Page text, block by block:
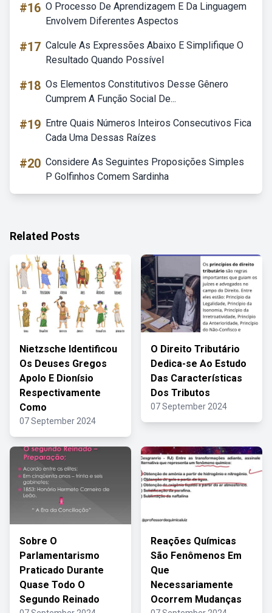
#16 O Processo De Aprendizagem E Da Linguagem
Envolvem Diferentes Aspectos
#17 Calcule As Expressões Abaixo E Simplifique O
Resultado Quando Possível
#18 Os Elementos Constitutivos Desse Gênero
Cumprem A Função Social De...
#19 Entre Quais Números Inteiros Consecutivos Fica
Cada Uma Dessas Raízes
#20 Considere As Seguintes Proposições Simples
P Golfinhos Comem Sardinha
Related Posts
Nietzsche Identificou
Os Deuses Gregos
Apolo E Dionísio
Respectivamente
Como
07 September 2024
O Direito Tributário
Dedica-se Ao Estudo
Das Características
Dos Tributos
07 September 2024
Sobre O
Parlamentarismo
Praticado Durante
Quase Todo O
Segundo Reinado
Reações Químicas
São Fenômenos Em
Que
Necessariamente
Ocorrem Mudanças